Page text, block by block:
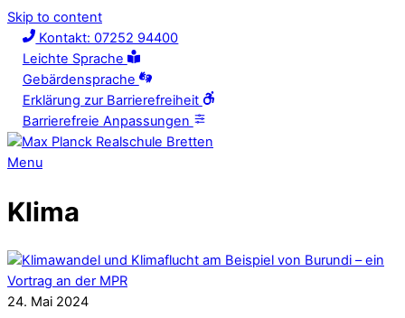
Skip to content
Kontakt: 07252 94400
Leichte Sprache
Gebärdensprache
Erklärung zur Barrierefreiheit
Barrierefreie Anpassungen
Menu
Klima
24. Mai 2024